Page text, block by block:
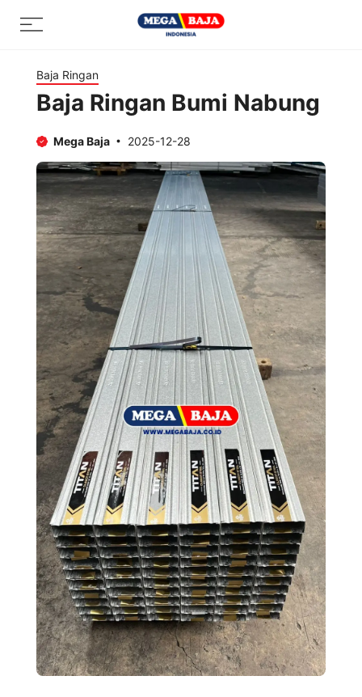
Menu
Baja Ringan
Baja Ringan Bumi Nabung
Mega Baja 2025-12-28